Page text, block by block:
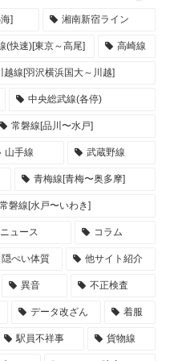
] 湘南新宿ライン
(快速)[東京～高尾] 高崎線
越線[羽沢横浜国大～川越]
中央総武線(各停)
常磐線[品川〜水戸]
山手線 武蔵野線
青梅線[青梅〜奥多摩]
常磐線[水戸〜いわき]
ニュース コラム
隠ぺい体質 他サイト紹介
異音 不正検査
データ改ざん 着服
駅員不祥事 貨物線